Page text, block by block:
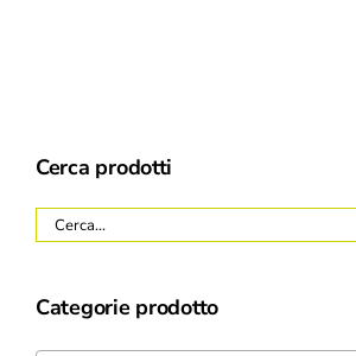
Cerca prodotti
Categorie prodotto